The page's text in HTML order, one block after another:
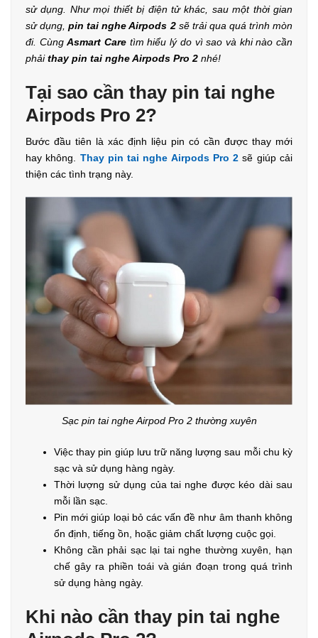
sử dụng. Như mọi thiết bị điện tử khác, sau một thời gian
sử dụng,pin tai nghe Airpods 2sẽ trải qua quá trình mòn
đi. CùngAsmart Care tìm hiểu lý do vì sao và khi nào cần
phảithay pin tai nghe Airpods Pro 2 nhé!
Tại sao cần thay pin tai nghe
Airpods Pro 2?
Bước đầu tiên là xác định liệu pin có cần được thay mới
hay không. Thay pin tai nghe Airpods Pro 2 sẽ giúp cải
thiện các tình trạng này.
Sạc pin tai nghe Airpod Pro 2 thường xuyên
Việc thay pin giúp lưu trữ năng lượng sau mỗi chu kỳ
sạc và sử dụng hàng ngày.
Thời lượng sử dụng của tai nghe được kéo dài sau
mỗi lần sạc.
Pin mới giúp loại bỏ các vấn đề như âm thanh không
ổn định, tiếng ồn, hoặc giảm chất lượng cuộc gọi.
Không cần phải sạc lại tai nghe thường xuyên, hạn
chế gây ra phiền toái và gián đoạn trong quá trình
sử dụng hàng ngày.
Khi nào cần thay pin tai nghe